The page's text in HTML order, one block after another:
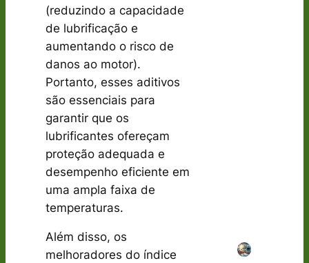
(reduzindo a capacidade
de lubrificação e
aumentando o risco de
danos ao motor).
Portanto, esses aditivos
são essenciais para
garantir que os
lubrificantes ofereçam
proteção adequada e
desempenho eficiente em
uma ampla faixa de
temperaturas.
Além disso, os
melhoradores do índice